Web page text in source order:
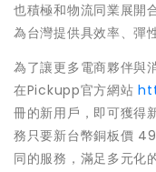
也積極和物流同業展開
為台灣提供具效率、彈
為了讓更多電商夥伴與
在Pickupp官方網站
冊的新用戶，即可獲得
務只要新台幣銅板價
同的服務，滿足多元化